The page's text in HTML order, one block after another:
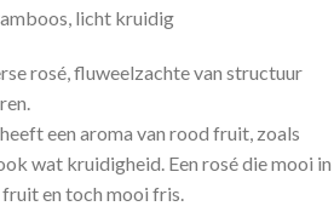
licht kruidig
rosé, fluweelzachte van structuur
een aroma van rood fruit, zoals
wat kruidigheid. Een rosé die mooi in
en toch mooi fris.